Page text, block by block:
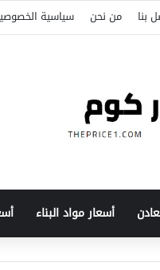
بنا من نحن سياسية
أسعار مواد البناء